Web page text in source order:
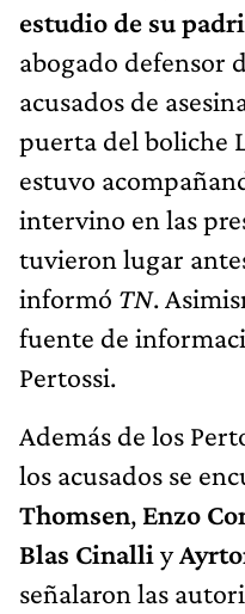
estudio de su
abogado defensor
acusados de
puerta del boliche
estuvo
intervino en las
tuvieron lugar
informó TN.
fuente de
Pertossi.
Además de los
los acusados se
Thomsen, Enzo
Blas Cinalli y
señalaron las